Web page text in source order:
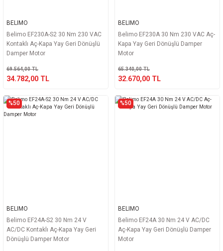
BELIMO
Belimo EF230A-S2 30 Nm 230 VAC
Kontaklı Aç-Kapa Yay Geri Dönüşlü
Damper Motor
69.564,00 TL
34.782,00 TL
BELIMO
Belimo EF230A 30 Nm 230 VAC Aç-
Kapa Yay Geri Dönüşlü Damper
Motor
65.340,00 TL
32.670,00 TL
%50
BELIMO
Belimo EF24A-S2 30 Nm 24 V
AC/DC Kontaklı Aç-Kapa Yay Geri
Dönüşlü Damper Motor
%50
BELIMO
Belimo EF24A 30 Nm 24 V AC/DC
Aç-Kapa Yay Geri Dönüşlü Damper
Motor